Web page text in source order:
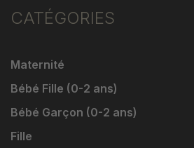
CATÉGORIES
Maternité
Bébé Fille (0-2 ans)
Bébé Garçon (0-2 ans)
Fille